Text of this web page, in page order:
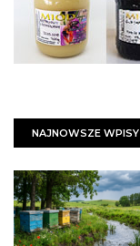
NAJNOWSZE WPISY